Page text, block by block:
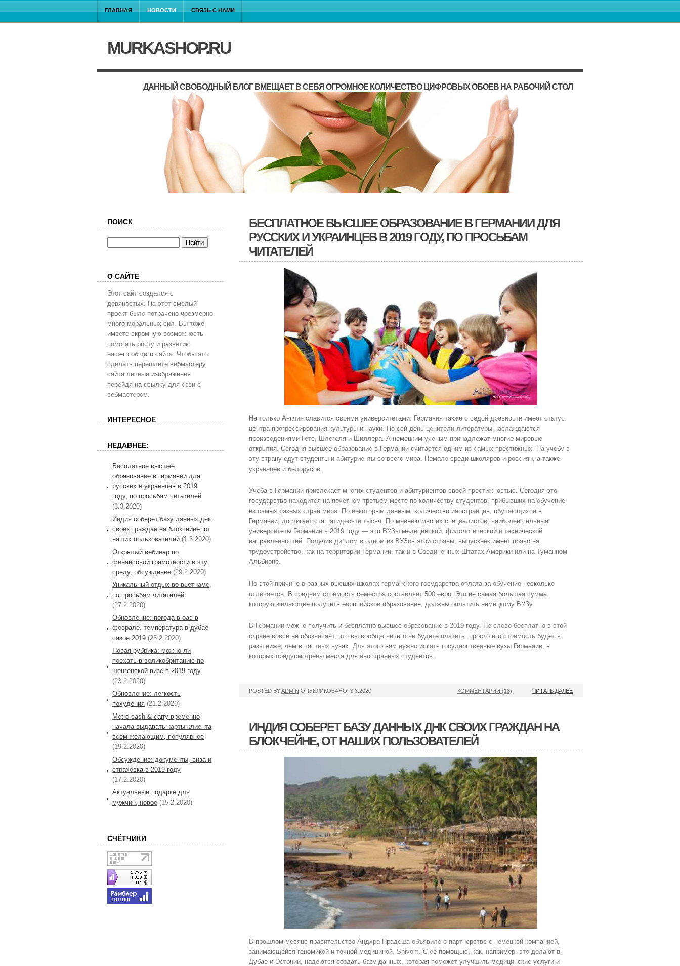
ГЛАВНАЯ НОВОСТИ СВЯЗЬ С НАМИ
MURKASHOP.RU
ДАННЫЙ СВОБОДНЫЙ БЛОГ ВМЕЩАЕТ В СЕБЯ ОГРОМНОЕ КОЛИЧЕСТВО ЦИФРОВЫХ ОБОЕВ НА РАБОЧИЙ СТОЛ
БЕСПЛАТНОЕ ВЫСШЕЕ ОБРАЗОВАНИЕ В ГЕРМАНИИ ДЛЯ
РУССКИХ И УКРАИНЦЕВ В 2019 ГОДУ, ПО ПРОСЬБАМ
ЧИТАТЕЛЕЙ
Не только Англия славится своими университетами. Германия также с седой древности имеет статус
центра прогрессирования культуры и науки. По сей день ценители литературы наслаждаются
произведениями Гете, Шлегеля и Шиллера. А немецким ученым принадлежат многие мировые
открытия. Сегодня высшее образование в Германии считается одним из самых престижных. На учебу в
эту страну едут студенты и абитуриенты со всего мира. Немало среди школяров и россиян, а также
украинцев и белорусов.
Учеба в Германии привлекает многих студентов и абитуриентов своей престижностью. Сегодня это
государство находится на почетном третьем месте по количеству студентов, прибывших на обучение
из самых разных стран мира. По некоторым данным, количество иностранцев, обучающихся в
Германии, достигает ста пятидесяти тысяч. По мнению многих специалистов, наиболее сильные
университеты Германии в 2019 году — это ВУЗы медицинской, филологической и технической
направленностей. Получив диплом в одном из ВУЗов этой страны, выпускник имеет право на
трудоустройство, как на территории Германии, так и в Соединенных Штатах Америки или на Туманном
Альбионе.
По этой причине в разных высших школах германского государства оплата за обучение несколько
отличается. В среднем стоимость семестра составляет 500 евро. Это не самая большая сумма,
которую желающие получить европейское образование, должны оплатить немецкому ВУЗу.
В Германии можно получить и бесплатно высшее образование в 2019 году. Но слово бесплатно в этой
стране вовсе не обозначает, что вы вообще ничего не будете платить, просто его стоимость будет в
разы ниже, чем в частных вузах. Для этого вам нужно искать государственные вузы Германии, в
которых предусмотрены места для иностранных студентов.
POSTED BYADMIN ОПУБЛИКОВАНО: 3.3.2020 ЧИТАТЬ ДАЛЕЕ
КОММЕНТАРИИ (18)
ИНДИЯ СОБЕРЕТ БАЗУ ДАННЫХ ДНК СВОИХ ГРАЖДАН НА
БЛОКЧЕЙНЕ, ОТ НАШИХ ПОЛЬЗОВАТЕЛЕЙ
В прошлом месяце правительство Андхра-Прадеша объявило о партнерстве с немецкой компанией,
занимающейся геномикой и точной медициной, Shivom. С ее помощью, как, например, это делают в
Дубае и Эстонии, надеются создать базу данных, которая поможет улучшить медицинские услуги и
ПОИСК
О САЙТЕ
Этот сайт создался с
девяностых. На этот смелый
проект было потрачено чрезмерно
много моральных сил. Вы тоже
имеете скромную возможность
помогать росту и развитию
нашего общего сайта. Чтобы это
сделать перешлите вебмастеру
сайта личные изображения
перейдя на ссылку для свзи с
вебмастером.
ИНТЕРЕСНОЕ
НЕДАВНЕЕ:
Бесплатное высшее
образование в германии для
русских и украинцев в 2019
году, по просьбам читателей
(3.3.2020)
Индия соберет базу данных днк
своих граждан на блокчейне, от
наших пользователей (1.3.2020)
Открытый вебинар по
финансовой грамотности в эту
среду, обсуждение (29.2.2020)
Уникальный отдых во вьетнаме,
по просьбам читателей
(27.2.2020)
Обновление: погода в оаэ в
феврале, температура в дубае
сезон 2019 (25.2.2020)
Новая рубрика: можно ли
поехать в великобританию по
шенгенской визе в 2019 году
(23.2.2020)
Обновление: легкость
похудения (21.2.2020)
Metro cash & carry временно
начала выдавать карты клиента
всем желающим, популярное
(19.2.2020)
Обсуждение: документы, виза и
страховка в 2019 году
(17.2.2020)
Актуальные подарки для
мужчин, новое (15.2.2020)
СЧЁТЧИКИ